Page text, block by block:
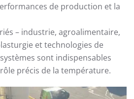
de production et la
– industrie, agroalimentaire,
et technologies de
sont indispensables
précis de la température.